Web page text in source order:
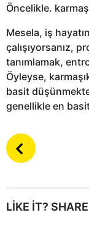
Öncelikle.
Mesela, iş
çalışıyorsanız,
tanımlamak,
Öyleyse,
basit
genellikle en
P
o
P
LIKE IT?